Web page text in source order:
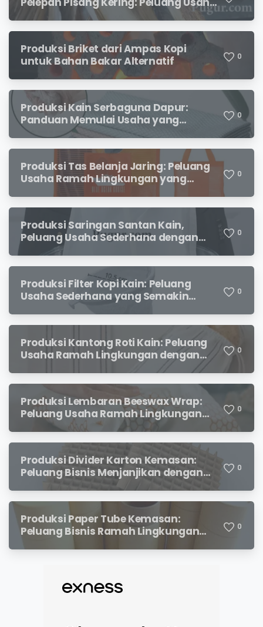
Kreatif Bernilai Jual
Produksi Briket dari Ampas Kopi
untuk Bahan Bakar Alternatif
0
Produksi Kain Serbaguna Dapur:
Panduan Memulai Usaha yang
Menjanjikan untuk Pebisnis Pemula
0
Produksi Tas Belanja Jaring: Peluang
Usaha Ramah Lingkungan yang
0
Produksi Saringan Santan Kain,
Peluang Usaha Sederhana dengan
Permintaan yang Terus Meningkat
0
Produksi Filter Kopi Kain: Peluang
Usaha Sederhana yang Semakin
Diminati Pecinta Kopi
0
Produksi Kantong Roti Kain: Peluang
Usaha Ramah Lingkungan dengan
0
Produksi Lembaran Beeswax Wrap:
Peluang Usaha Ramah Lingkungan
yang Menjanjikan
0
Produksi Divider Karton Kemasan:
Peluang Bisnis Menjanjikan dengan
Permintaan yang Terus Meningkat
0
Produksi Paper Tube Kemasan:
Peluang Bisnis Ramah Lingkungan
0